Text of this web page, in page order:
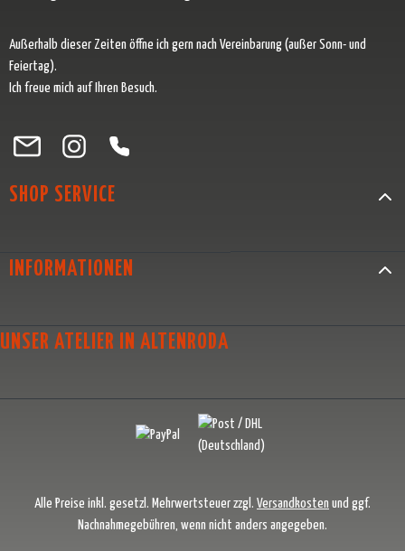
Außerhalb dieser Zeiten öffne ich gern nach Vereinbarung (außer Sonn- und
Feiertag).
Ich freue mich auf Ihren Besuch.
Besuche uns auf Facebook – öffnet in neuem Tab (externer Link)
Schau auf Instagram vorbei – öffnet in neuem Tab (externer Link)
Lass dich auf Pinterest inspirieren – öffnet in neuem Tab
Folge uns auf X – öffnet in neuem Tab (externer Link)
SHOP SERVICE
INFORMATIONEN
UNSER ATELIER IN ALTENRODA
Alle Preise inkl. gesetzl. Mehrwertsteuer zzgl. Versandkosten und ggf.
Nachnahmegebühren, wenn nicht anders angegeben.